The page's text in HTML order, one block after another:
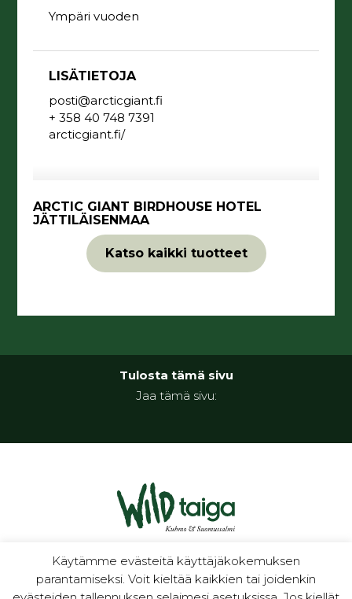
Ympäri vuoden
LISÄTIETOJA
posti@arcticgiant.fi
+ 358 40 748 7391
arcticgiant.fi/
ARCTIC GIANT BIRDHOUSE HOTEL
JÄTTILÄISENMAA
Katso kaikki tuotteet
Tulosta tämä sivu
Jaa tämä sivu:
luontoa ja kulttuuria
Käytämme evästeitä käyttäjäkokemuksen
parantamiseksi. Voit kieltää kaikkien tai joidenkin